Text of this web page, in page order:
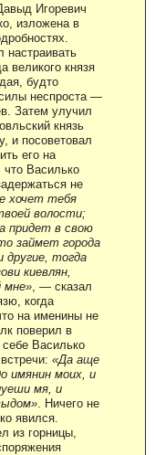
Игоревич
изложена в
настраивать
великого князя
будто
неспроста —
Затем улучил
князь
и посоветовал
его на
что Василько
не
хочет тебя
волости;
придет в свою
займет города
другие, тогда
киевлян,
мне» , — сказал
когда
на именины не
поверил в
себе Василько
«Да аще
имянин моих, и
мя, и
. Ничего не
явился.
из горницы,